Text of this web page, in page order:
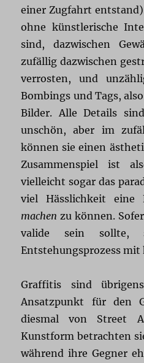
einer Zugfahrt
ohne künstlerische
sind, dazwischen
zufällig dazwischen
verrosten, und
Bombings und Tags,
Bilder. Alle Details
unschön, aber im
können sie einen
Zusammenspiel ist
vielleicht sogar das
viel Hässlichkeit eine
machen zu können.
valide sein sollte,
Entstehungsprozess mit
Graffitis sind
Ansatzpunkt für den
diesmal von Street
Kunstform betrachten
während ihre Gegner